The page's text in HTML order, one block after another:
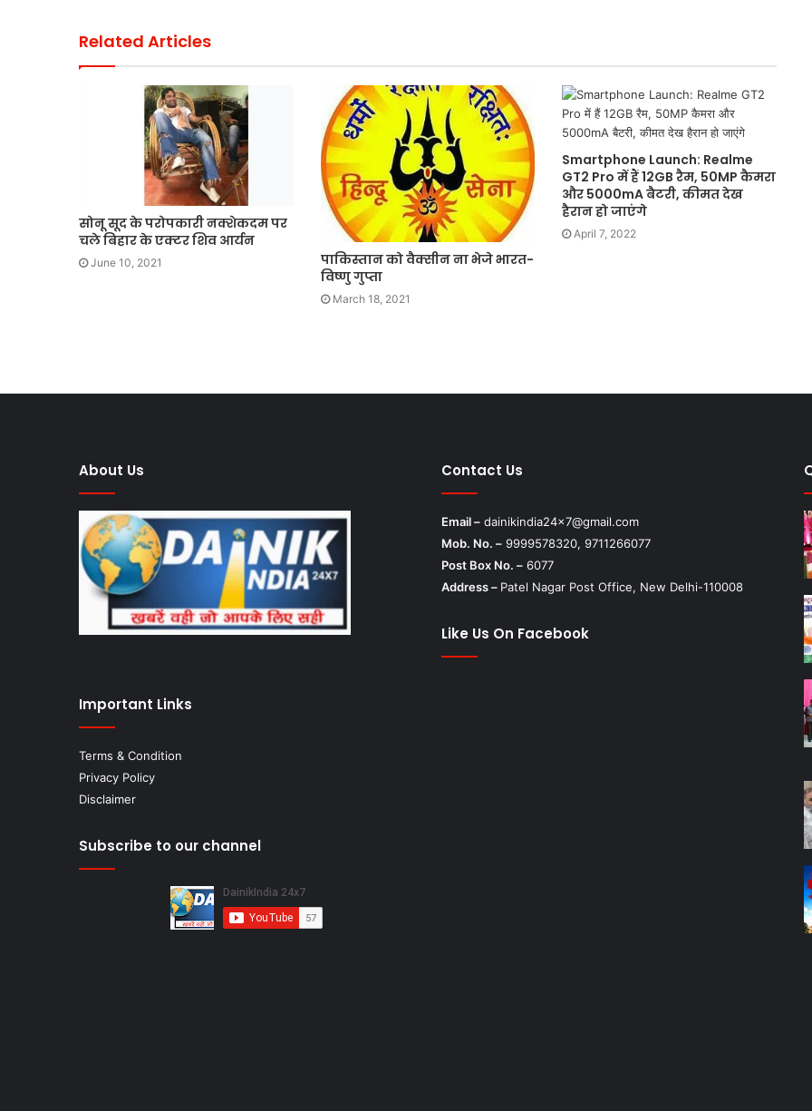
Related Articles
सोनू सूद के परोपकारी नक्शेकदम पर
चले बिहार के एक्टर शिव आर्यन
June 10, 2021
पाकिस्तान को वैक्सीन ना भेजे भारत-
विष्णु गुप्ता
March 18, 2021
Smartphone Launch: Realme
GT2 Pro में हैं 12GB रैम, 50MP कैमरा
और 5000mA बैटरी, कीमत देख
हैरान हो जाएंगे
April 7, 2022
एकता का महाकुंभ
यात्रा का भव्य
अली
को
दिल्ली
कांग्रेस
का
नमन
भारत छोड़ो आंदोलन की नायिका अरुणा
आसफ अली को दिल्ली कांग्रेस का नमन
पर
चोट,
लोकसभा
से
एंटी
पेपर
लीक
संशोधन
2026
माफिया पर बड़ी चोट, लोकसभा से एंटी
पेपर लीक संशोधन बिल 2026 को मंजूरी
About Us
Important Links
Terms & Condition
Privacy Policy
Disclaimer
Subscribe to our channel
Contact Us
Email – dainikindia24x7@gmail.com
Mob. No. –9999578320, 9711266077
Post Box No. –6077
Address – Patel Nagar Post Office, New Delhi-110008
Like Us On Facebook